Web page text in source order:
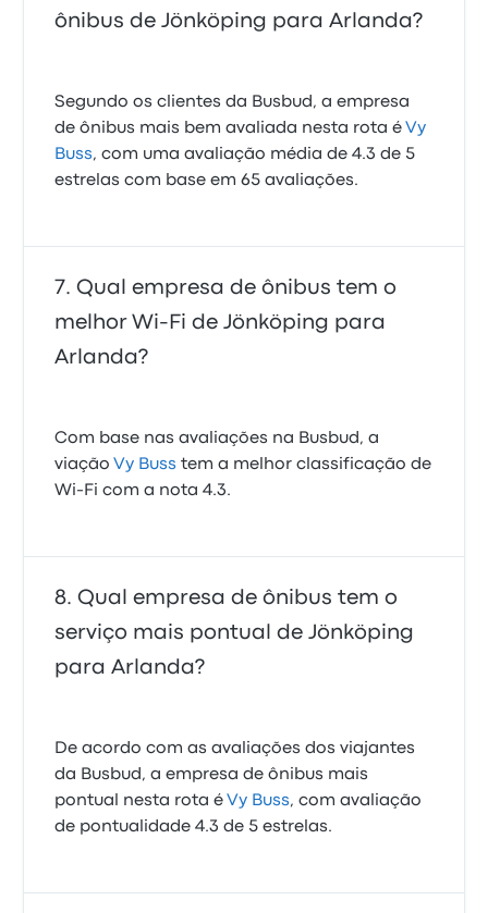
ônibus de Jönköping para Arlanda?
Segundo os clientes da Busbud, a empresa
de ônibus mais bem avaliada nesta rota é Vy
Buss, com uma avaliação média de 4.3 de 5
estrelas com base em 65 avaliações.
Qual empresa de ônibus tem o
melhor Wi-Fi de Jönköping para
Arlanda?
Com base nas avaliações na Busbud, a
viação Vy Buss tem a melhor classificação de
Wi-Fi com a nota 4.3.
Qual empresa de ônibus tem o
serviço mais pontual de Jönköping
para Arlanda?
De acordo com as avaliações dos viajantes
da Busbud, a empresa de ônibus mais
pontual nesta rota é Vy Buss, com avaliação
de pontualidade 4.3 de 5 estrelas.